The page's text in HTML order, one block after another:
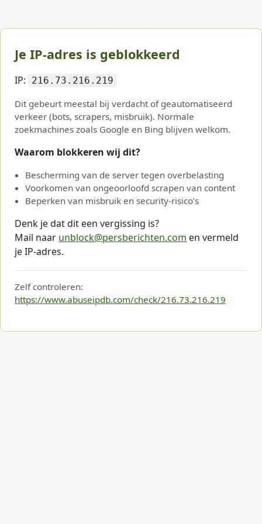
Je IP-adres is geblokkeerd
IP: 216.73.216.219
Dit gebeurt meestal bij verdacht of geautomatiseerd
verkeer (bots, scrapers, misbruik). Normale
zoekmachines zoals Google en Bing blijven welkom.
Waarom blokkeren wij dit?
Bescherming van de server tegen overbelasting
Voorkomen van ongeoorloofd scrapen van content
Beperken van misbruik en security-risico’s
Denk je dat dit een vergissing is?
Mail naar unblock@persberichten.com en vermeld
je IP-adres.
Zelf controleren:
https://www.abuseipdb.com/check/216.73.216.219